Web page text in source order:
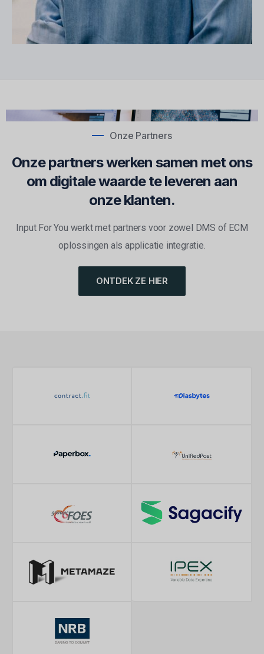
Onze Partners
Onze partners werken samen met ons
om digitale waarde te leveren aan
onze klanten.
Input For You werkt met partners voor zowel DMS of ECM
oplossingen als applicatie integratie.
ONTDEK ZE HIER